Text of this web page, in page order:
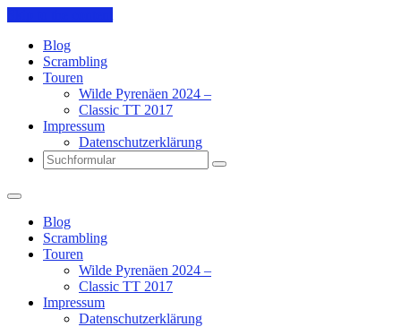
Blog
Scrambling
Touren
Wilde Pyrenäen 2024 –
Classic TT 2017
Impressum
Datenschutzerklärung
Search
Blog
Scrambling
Touren
Wilde Pyrenäen 2024 –
Classic TT 2017
Impressum
Datenschutzerklärung